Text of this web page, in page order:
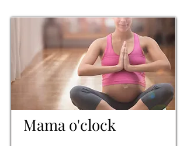
Mama o'clock